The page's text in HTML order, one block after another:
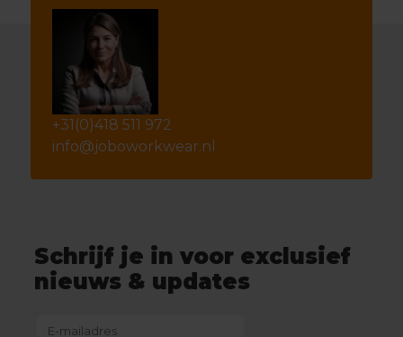
+31(0)418 511 972
info@joboworkwear.nl
Schrijf je in voor exclusief
nieuws & updates